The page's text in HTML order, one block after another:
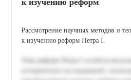
Рассмотрение научных методов и
к изучению реформ Петра I.